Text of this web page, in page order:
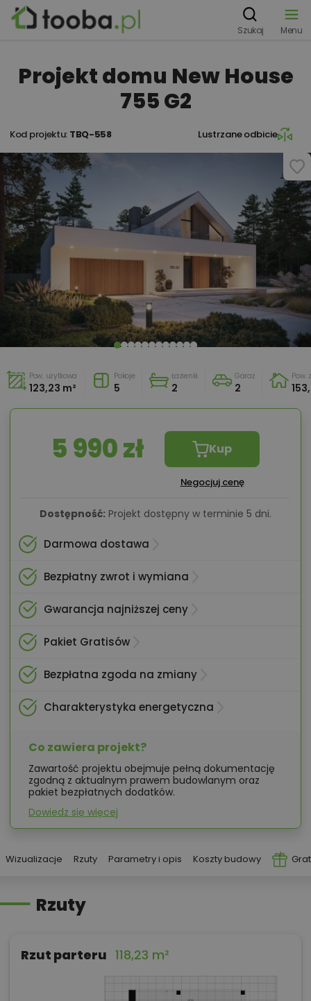
Szukaj Menu
Projekt domu New House
755 G2
Kod projektu: TBQ-558 Lustrzane odbicie
Pow. użytkowa
123,23 m²
Pokoje
5
Łazienki
2
Garaż
2
Pow.
5 990 zł Kup
Negocjuj cenę
Dostępność: Projekt dostępny w terminie 5 dni.
Darmowa dostawa
Bezpłatny zwrot i wymiana
Gwarancja najniższej ceny
Pakiet Gratisów
Bezpłatna zgoda na zmiany
Charakterystyka energetyczna
Co zawiera projekt?
Zawartość projektu obejmuje pełną dokumentację
zgodną z aktualnym prawem budowlanym oraz
pakiet bezpłatnych dodatków.
Dowiedz się więcej
Wizualizacje Rzuty Parametry i opis Koszty budowy
Rzuty
Rzut parteru 118,23 m²